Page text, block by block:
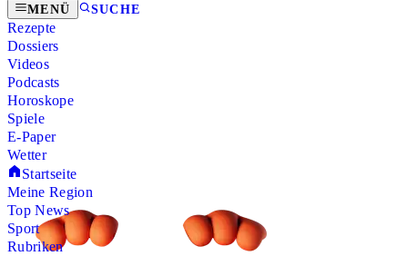
MENÜ SUCHE
Rezepte
Dossiers
Videos
Podcasts
Horoskope
Spiele
E-Paper
Wetter
Startseite
Meine Region
Top News
Sport
Rubriken